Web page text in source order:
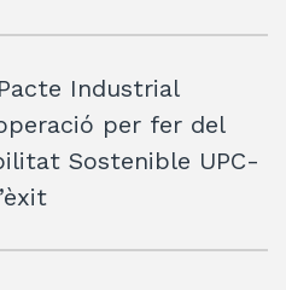
Industrial
per fer del
Sostenible UPC-